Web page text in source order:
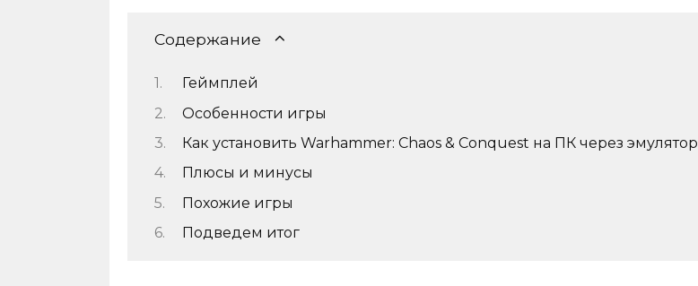
Содержание
Геймплей
Особенности игры
Как установить Warhammer: Chaos & Conquest на ПК через эмулятор
Плюсы и минусы
Похожие игры
Подведем итог